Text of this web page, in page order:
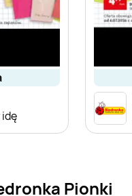
idę
Pionki